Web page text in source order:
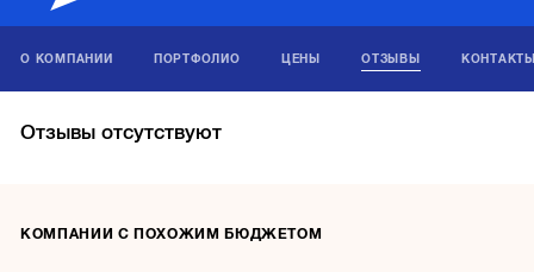
О КОМПАНИИ ПОРТФОЛИО ЦЕНЫ ОТЗЫВЫ
Отзывы отсутствуют
КОМПАНИИ С ПОХОЖИМ БЮДЖЕТОМ